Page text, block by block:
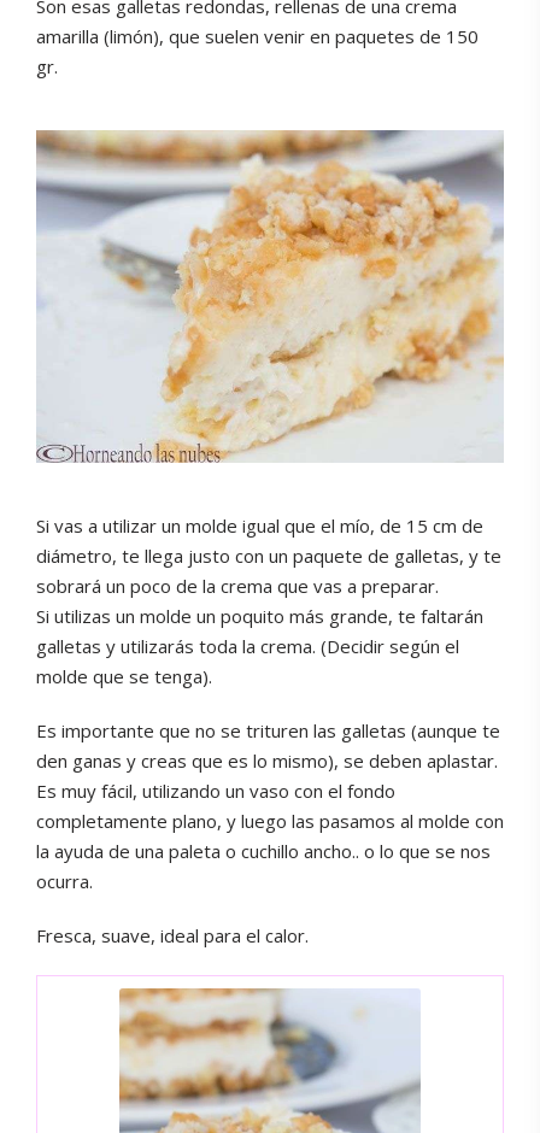
Son esas galletas redondas, rellenas de una crema
amarilla (limón), que suelen venir en paquetes de 150
gr.
Si vas a utilizar un molde igual que el mío, de 15 cm de
diámetro, te llega justo con un paquete de galletas, y te
sobrará un poco de la crema que vas a preparar.
Si utilizas un molde un poquito más grande, te faltarán
galletas y utilizarás toda la crema. (Decidir según el
molde que se tenga).
Es importante que no se trituren las galletas (aunque te
den ganas y creas que es lo mismo), se deben aplastar.
Es muy fácil, utilizando un vaso con el fondo
completamente plano, y luego las pasamos al molde con
la ayuda de una paleta o cuchillo ancho.. o lo que se nos
ocurra.
Fresca, suave, ideal para el calor.